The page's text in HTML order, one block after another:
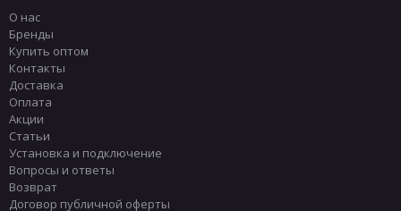
О нас
Бренды
Купить оптом
Контакты
Доставка
Оплата
Акции
Статьи
Установка и подключение
Вопросы и ответы
Возврат
Договор публичной оферты